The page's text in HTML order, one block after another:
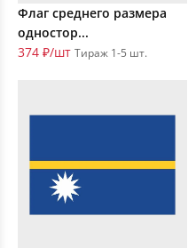
Флаг среднего размера
одностор...
374 ₽/шт Тираж 1-5 шт.